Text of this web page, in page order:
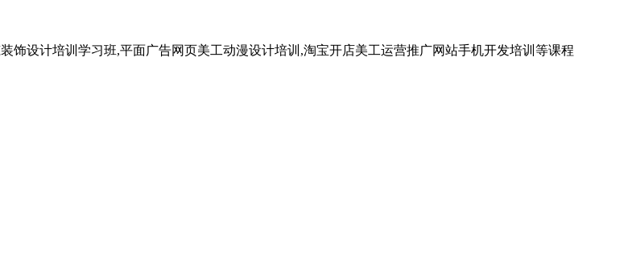
饰设计培训学习班,平面广告网页美工动漫设计培训,淘宝开店美工运营推广网站手机开发培训等课程